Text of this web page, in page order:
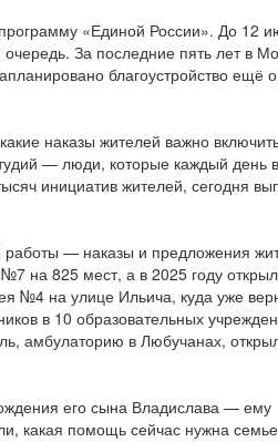
«Единой России». До 12
За последние пять лет в
благоустройство ещё
наказы жителей важно
— люди, которые каждый день
инициатив жителей, сегодня
работы — наказы и предложения
на 825 мест, а в 2025 году
№4 на улице Ильича, куда уже
в 10 образовательных
амбулаторию в Любучанах,
его сына Владислава — ему
какая помощь сейчас нужна